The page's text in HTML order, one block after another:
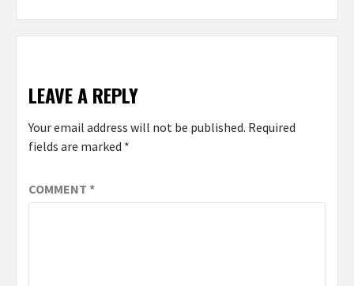
LEAVE A REPLY
Your email address will not be published. Required
fields are marked *
COMMENT *